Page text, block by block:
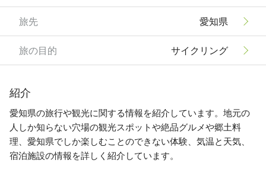
旅先 愛知県
旅の目的 サイクリング
紹介
愛知県の旅行や観光に関する情報を紹介しています。地元の
人しか知らない穴場の観光スポットや絶品グルメや郷土料
理、愛知県でしか楽しむことのできない体験、気温と天気、
宿泊施設の情報を詳しく紹介しています。